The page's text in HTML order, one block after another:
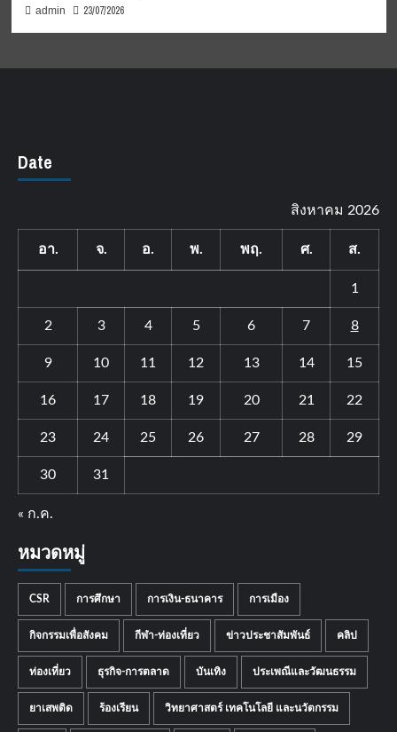
admin 23/07/2026
Date
สิงหาคม 2026
อา. จ. อ. พ. พฤ. ศ. ส.
1
2 3 4 5 6 7 8
9 10 11 12 13 14 15
16 17 18 19 20 21 22
23 24 25 26 27 28 29
30 31
« ก.ค.
หมวดหมู่
CSR การศึกษา การเงิน-ธนาคาร การเมือง
กิจกรรมเพื่อสังคม กีฬา-ท่องเที่ยว ข่าวประชาสัมพันธ์ คลิป
ท่องเที่ยว ธุรกิจ-การตลาด บันเทิง ประเพณีและวัฒนธรรม
ยาเสพติด ร้องเรียน วิทยาศาสตร์ เทคโนโลยี และนวัตกรรม